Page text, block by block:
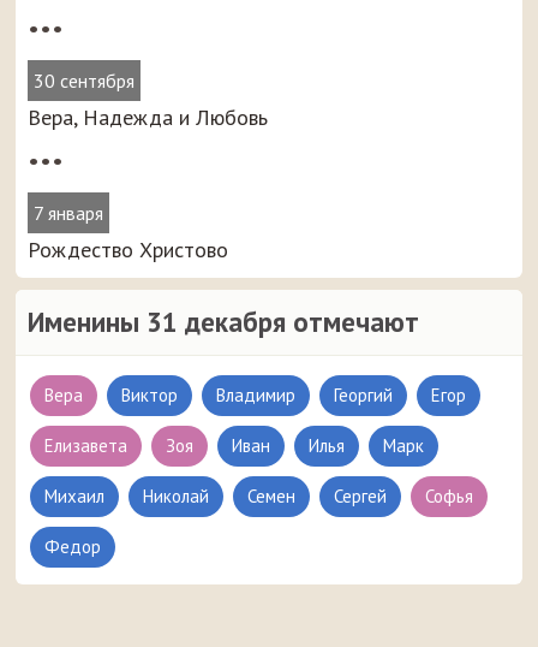
•••
30 сентября
Вера, Надежда и Любовь
•••
7 января
Рождество Христово
Именины 31 декабря отмечают
Вера Виктор Владимир Георгий Егор
Елизавета Зоя Иван Илья Марк
Михаил Николай Семен Сергей Софья
Федор